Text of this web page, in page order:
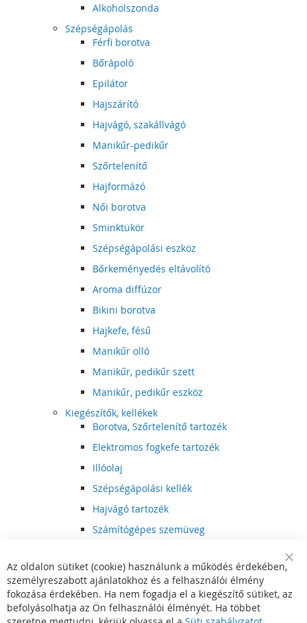
Alkoholszonda
Szépségápolás
Férfi borotva
Bőrápoló
Epilátor
Hajszárító
Hajvágó, szakállvágó
Manikűr-pedikűr
Szőrtelenítő
Hajformázó
Női borotva
Sminktükör
Szépségápolási eszköz
Bőrkeményedés eltávolító
Aroma diffúzor
Bikini borotva
Hajkefe, fésű
Manikűr olló
Manikűr, pedikűr szett
Manikűr, pedikűr eszköz
Kiegészítők, kellékek
Borotva, Szőrtelenítő tartozék
Elektromos fogkefe tartozék
Illóolaj
Szépségápolási kellék
Hajvágó tartozék
Számítógépes szemüveg
Hajvágó kiegészítő
Szórakoztató elektronika
Multimédia
DVD, BluRay lejátszó
Bar
Az oldalon sütiket (cookie) használunk a működés érdekében,
személyreszabott ajánlatokhoz és a felhasználói élmény
fokozása érdekében. Ha nem fogadja el a kiegészítő sütiket, az
befolyásolhatja az Ön felhasználói élményét. Ha többet